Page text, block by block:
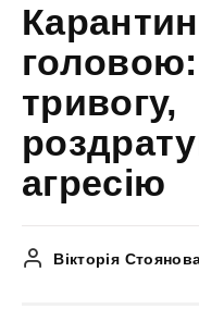
тривогу,
агресію
Вікторія